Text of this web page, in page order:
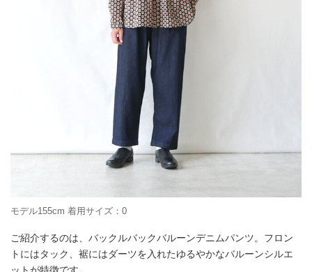
モデル155cm 着用サイズ：0
ご紹介するのは、バックルバックバルーンデニムパンツ。フロン
トにはタック、裾にはダーツを入れたゆるやかなバルーンシルエ